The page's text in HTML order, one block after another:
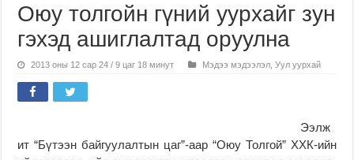
Оюу толгойн гүний уурхайг зун
гэхэд ашиглалтад оруулна
2013 оны 12 сар 24 / 9 цаг 18 минут Мэдээ мэдээлэл ,Уул уурхай
Ээлж
ит “Бүтээн байгуулалтын цаг”-аар “Оюу Толгой” ХХК-ийн